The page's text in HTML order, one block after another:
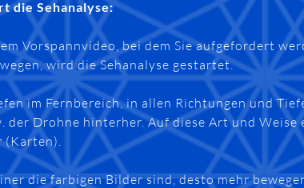
die Sehanalyse:
Vorspannvideo, bei dem Sie aufgefordert
wird die Sehanalyse gestartet.
im Fernbereich, in allen Richtungen und
der Drohne hinterher. Auf diese Art und
(Karten).
die farbigen Bilder sind, desto mehr